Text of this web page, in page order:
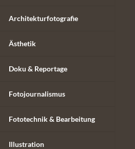
Architekturfotografie
Ästhetik
Doku & Reportage
Fotojournalismus
Fototechnik & Bearbeitung
Illustration